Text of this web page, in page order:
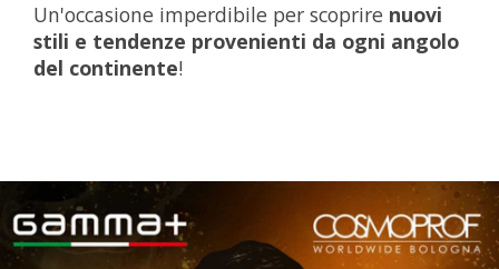
Un'occasione imperdibile per scoprire nuovi
stili e tendenze provenienti da ogni angolo
del continente!